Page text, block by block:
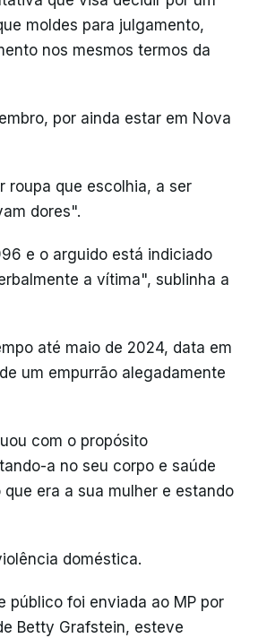
moldes para julgamento,
nos mesmos termos da
por ainda estar em Nova
roupa que escolhia, a ser
dores".
e o arguido está indiciado
a vítima", sublinha a
até maio de 2024, data em
um empurrão alegadamente
com o propósito
a no seu corpo e saúde
era a sua mulher e estando
doméstica.
público foi enviada ao MP por
Betty Grafstein, esteve